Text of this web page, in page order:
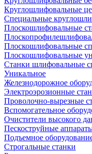
Круглошлифовальные
Специальные
Плоскошлифовальные
Плоскошлифовальные
Плоскошлифовальные
Станки шлифовальные
Уникальное
Железнодорожное
Электроэрозионные
Проволочно-вырезные
Вспомогательное
Очистители высокого
Пескоструйные
Подъемное
Строгальные станки